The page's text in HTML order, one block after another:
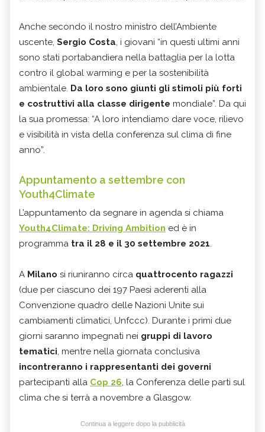
Anche secondo il nostro ministro dell’Ambiente
uscente, Sergio Costa, i giovani “in questi ultimi anni
sono stati portabandiera nella battaglia per la lotta
contro il global warming e per la sostenibilità
ambientale. Da loro sono giunti gli stimoli più forti
e costruttivi alla classe dirigente mondiale”. Da qui
la sua promessa: “A loro intendiamo dare voce, rilievo
e visibilità in vista della conferenza sul clima di fine
anno”.
Appuntamento a settembre con
Youth4Climate
L’appuntamento da segnare in agenda si chiama
Youth4Climate: Driving Ambition ed è in
programma tra il 28 e il 30 settembre 2021.
A Milano si riuniranno circa quattrocento ragazzi
(due per ciascuno dei 197 Paesi aderenti alla
Convenzione quadro delle Nazioni Unite sui
cambiamenti climatici, Unfccc). Durante i primi due
giorni saranno impegnati nei gruppi di lavoro
tematici, mentre nella giornata conclusiva
incontreranno i rappresentanti dei governi
partecipanti alla Cop 26, la Conferenza delle parti sul
clima che si terrà a novembre a Glasgow.
Continua a leggere dopo la pubblicità